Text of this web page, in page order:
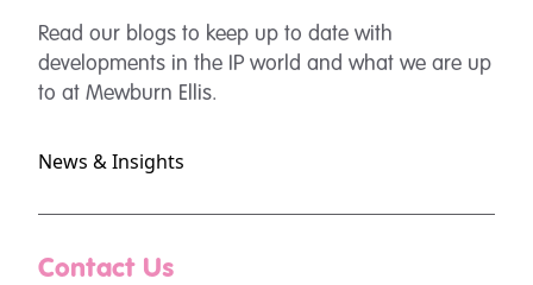
Read our blogs to keep up to date with
developments in the IP world and what we are up
to at Mewburn Ellis.
News & Insights
Contact Us